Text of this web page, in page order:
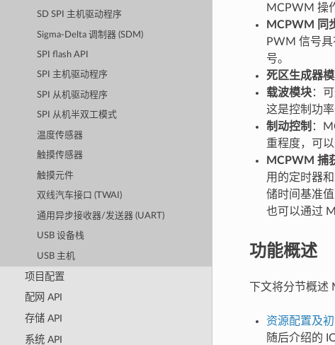
SD SPI 主机驱动程序
Sigma-Delta 调制器 (SDM)
SPI flash API
SPI 主机驱动程序
SPI 从机驱动程序
SPI 从机半双工模式
温度传感器
触摸传感器
触摸元件
双线汽车接口 (TWAI)
通用异步接收器/发送器 (UART)
USB 设备栈
USB 主机
项目配置
配网 API
存储 API
系统 API
MCPWM 操
MCPWM 同
PWM 信号
号。
死区生成器
载波模块：
这是控制功
制动控制 ：
重程度，可
MCPWM 捕
用的定时器
储时间基准
也可以通过
功能概述
下文将分节概述
资源配置及
随后介绍的